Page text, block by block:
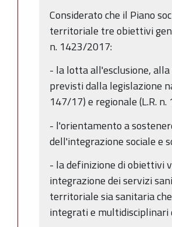
Considerato che il Piano
territoriale tre obiettivi
n. 1423/2017:
- la lotta all'esclusione,
previsti dalla legislazione
147/17) e regionale (L.R.
- l'orientamento a
dell'integrazione sociale e
- la definizione di obiettivi
integrazione dei servizi
territoriale sia sanitaria
integrati e